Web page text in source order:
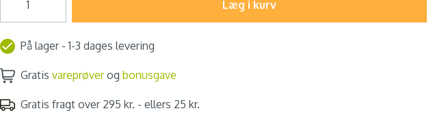
Læg i kurv
På lager - 1-3 dages levering
Gratis vareprøverog bonusgave
Gratis fragt over 295 kr. - ellers 25 kr.